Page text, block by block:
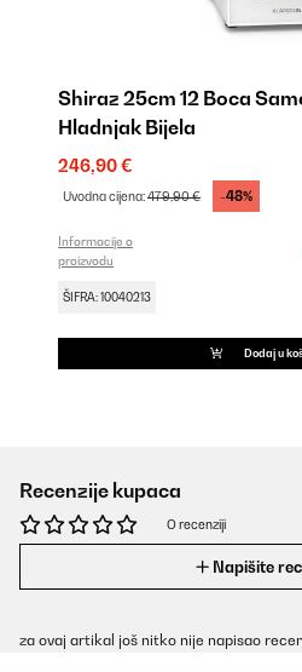
Shiraz 25cm 12 Boca
Hladnjak Bijela
246,90 €
Uvodna cijena:479,90 € -48%
Informacije o
proizvodu
ŠIFRA: 10040213
Dodaj u
Recenzije kupaca
O recenziji
Napišite
za ovaj artikal još nitko nije napisao